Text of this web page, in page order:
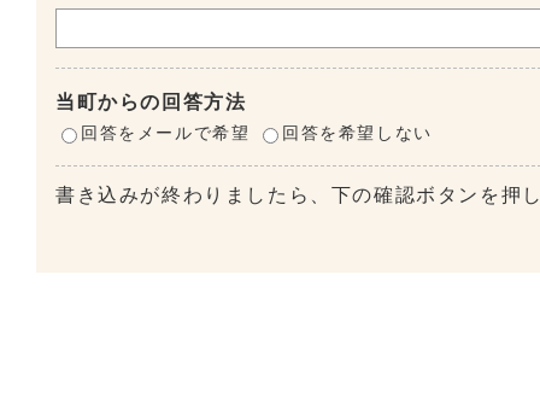
当町からの回答方法
回答をメールで希望 回答を希望しない
書き込みが終わりましたら、下の確認ボタンを押